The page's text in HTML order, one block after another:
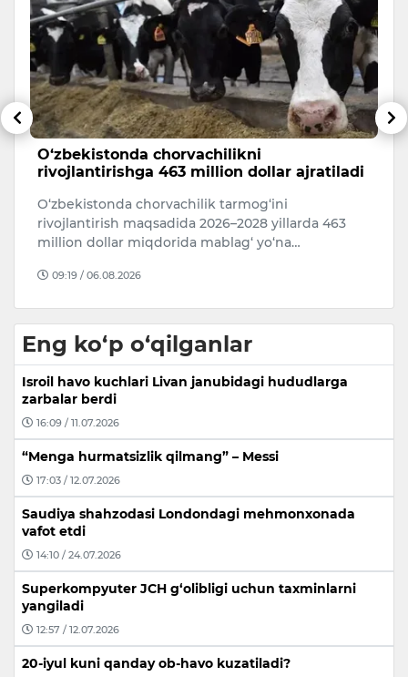
O‘zbekistonda chorvachilikni
rivojlantirishga 463 million dollar ajratiladi
O‘zbekistonda chorvachilik tarmog‘ini
rivojlantirish maqsadida 2026–2028 yillarda 463
million dollar miqdorida mablag‘ yo‘na…
09:19 / 06.08.2026
Eng ko‘p o‘qilganlar
Isroil havo kuchlari Livan janubidagi hududlarga
zarbalar berdi
16:09 / 11.07.2026
“Menga hurmatsizlik qilmang” – Messi
17:03 / 12.07.2026
Saudiya shahzodasi Londondagi mehmonxonada
vafot etdi
14:10 / 24.07.2026
Superkompyuter JCH g‘olibligi uchun taxminlarni
yangiladi
12:57 / 12.07.2026
20-iyul kuni qanday ob-havo kuzatiladi?